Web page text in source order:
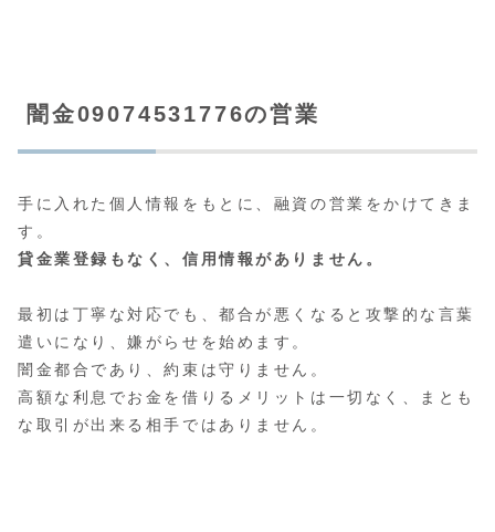
闇金09074531776の営業
手に入れた個人情報をもとに、融資の営業をかけてきま
す。
貸金業登録もなく、信用情報がありません。
最初は丁寧な対応でも、都合が悪くなると攻撃的な言葉
遣いになり、嫌がらせを始めます。
闇金都合であり、約束は守りません。
高額な利息でお金を借りるメリットは一切なく、まとも
な取引が出来る相手ではありません。